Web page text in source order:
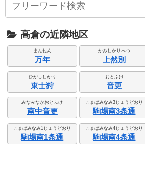
高倉の近隣地区
まんねん
万年
かみしかりべつ
上然別
ひがししかり
東士狩
おとふけ
音更
みなみなかおとふけ
南中音更
こまばみなみ3じょうどおり
駒場南3条通
こまばみなみ1じょうどおり
駒場南1条通
こまばみなみ4じょうどおり
駒場南4条通